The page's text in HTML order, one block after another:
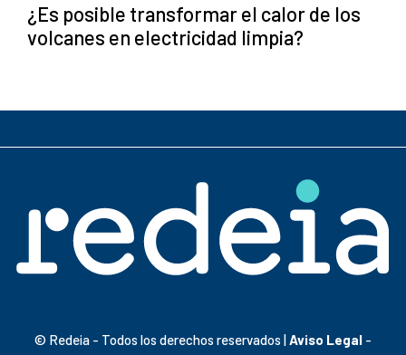
¿Es posible transformar el calor de los
volcanes en electricidad limpia?
© Redeia - Todos los derechos reservados |Aviso Legal -